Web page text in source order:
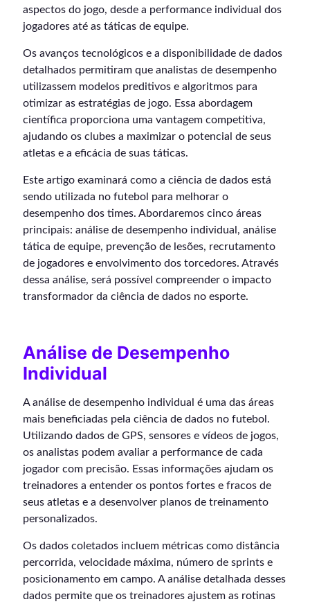
aspectos do jogo, desde a performance individual dos
jogadores até as táticas de equipe.
Os avanços tecnológicos e a disponibilidade de dados
detalhados permitiram que analistas de desempenho
utilizassem modelos preditivos e algoritmos para
otimizar as estratégias de jogo. Essa abordagem
científica proporciona uma vantagem competitiva,
ajudando os clubes a maximizar o potencial de seus
atletas e a eficácia de suas táticas.
Este artigo examinará como a ciência de dados está
sendo utilizada no futebol para melhorar o
desempenho dos times. Abordaremos cinco áreas
principais: análise de desempenho individual, análise
tática de equipe, prevenção de lesões, recrutamento
de jogadores e envolvimento dos torcedores. Através
dessa análise, será possível compreender o impacto
transformador da ciência de dados no esporte.
Análise de Desempenho
Individual
A análise de desempenho individual é uma das áreas
mais beneficiadas pela ciência de dados no futebol.
Utilizando dados de GPS, sensores e vídeos de jogos,
os analistas podem avaliar a performance de cada
jogador com precisão. Essas informações ajudam os
treinadores a entender os pontos fortes e fracos de
seus atletas e a desenvolver planos de treinamento
personalizados.
Os dados coletados incluem métricas como distância
percorrida, velocidade máxima, número de sprints e
posicionamento em campo. A análise detalhada desses
dados permite que os treinadores ajustem as rotinas